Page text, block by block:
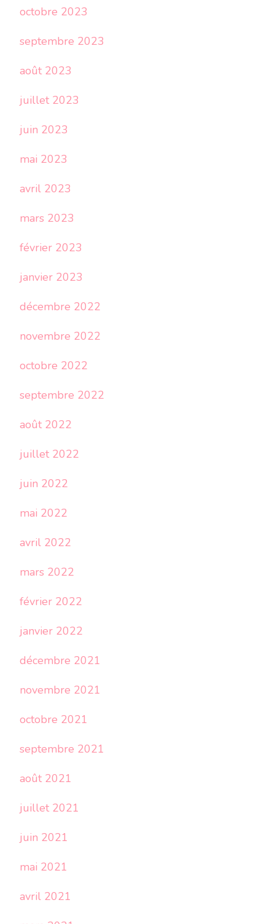
octobre 2023
septembre 2023
août 2023
juillet 2023
juin 2023
mai 2023
avril 2023
mars 2023
février 2023
janvier 2023
décembre 2022
novembre 2022
octobre 2022
septembre 2022
août 2022
juillet 2022
juin 2022
mai 2022
avril 2022
mars 2022
février 2022
janvier 2022
décembre 2021
novembre 2021
octobre 2021
septembre 2021
août 2021
juillet 2021
juin 2021
mai 2021
avril 2021